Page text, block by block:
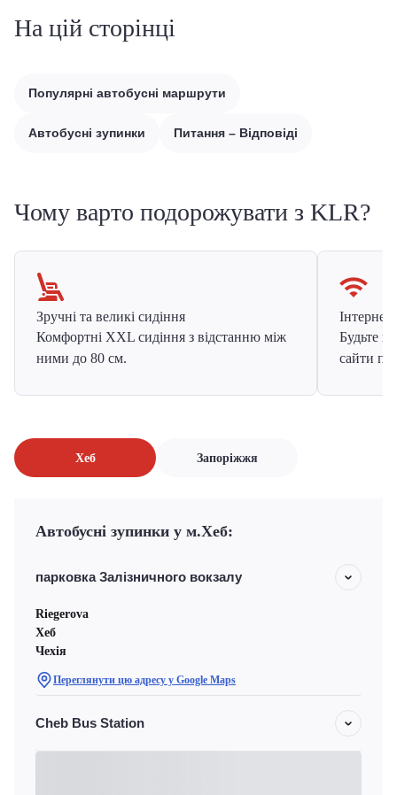
На цій сторінці
Популярні автобусні маршрути
Автобусні зупинки Питання – Відповіді
Чому варто подорожувати з KLR?
Зручні та великі сидіння
Комфортні XXL сидіння з відстанню між
ними до 80 см.
Інтернет
Будьте
сайти
Хеб Запоріжжя
Автобусні зупинки у м.Хеб:
парковка Залізничного вокзалу
Riegerova
Хеб
Чехiя
Переглянути цю адресу у Google Maps
Cheb Bus Station